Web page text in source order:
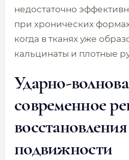
недостаточно
при хронических
когда в тканях уже
кальцинаты и плотные
Ударно-
современное
восстановления
подвижности